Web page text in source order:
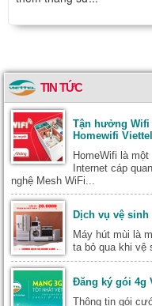
TIN TỨC
Tận hưởng
Homewifi Viettel
HomeWifi là
Internet cáp
nghệ Mesh WiFi...
Dịch vụ vệ sinh
Máy hút mùi là
ta bỏ qua khi vệ
Đăng ký gói 4g
Thông tin gói